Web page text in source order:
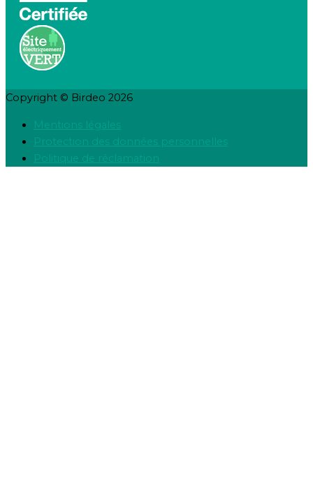
Copyright © Birdeo 2026
Mentions légales
Protection des données personnelles
Politique de réclamation